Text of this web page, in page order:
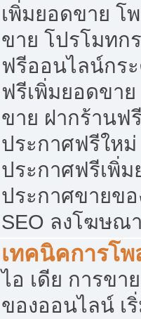
เพิ่มยอดขาย โ
ขาย โปรโมทก
ฟรีออนไลน์กร
ฟรีเพิ่มยอดขา
ขาย ฝากร้านฟ
ประกาศฟรีใหม่
ประกาศฟรีเพิ่
ประกาศขายข
SEO ลงโฆษณ
เทคนิคการโ
ไอ เดีย การขา
ของออนไลน์ เ